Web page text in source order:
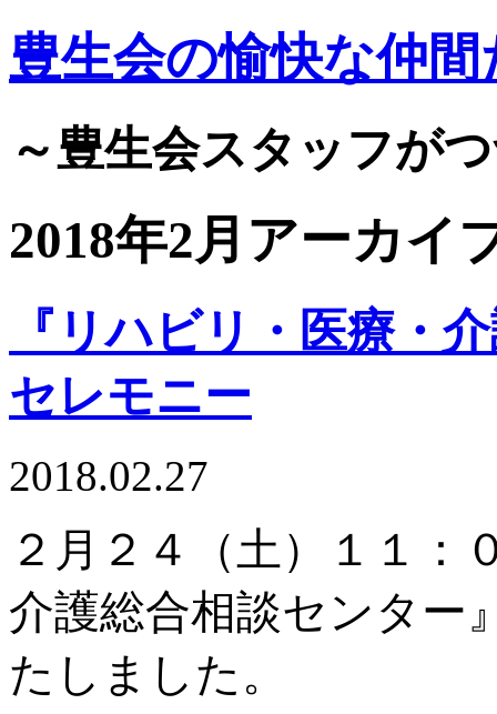
豊生会の愉快な仲間
～豊生会スタッフが
2018年2月アーカイ
『リハビリ・医療・
セレモニー
2018.02.27
２月２４（土）１１：
介護総合相談センター
たしました。